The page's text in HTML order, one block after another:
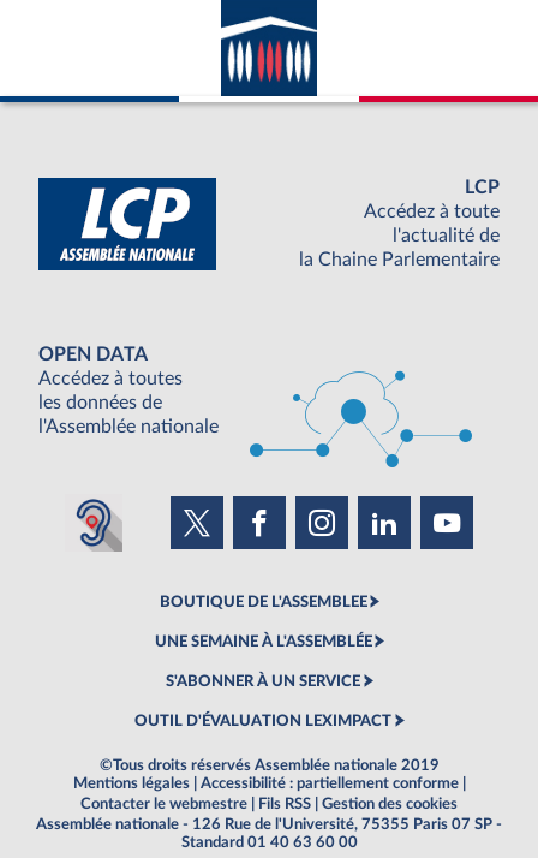
LCP
Accédez à toute
l'actualité de
la Chaine Parlementaire
OPEN DATA
Accédez à toutes
les données de
l'Assemblée nationale
BOUTIQUE DE L'ASSEMBLEE
UNE SEMAINE À L'ASSEMBLÉE
S'ABONNER À UN SERVICE
OUTIL D'ÉVALUATION LEXIMPACT
©Tous droits réservés Assemblée nationale 2019
Mentions légales
Accessibilité : partiellement conforme
Contacter le webmestre
Fils RSS
Gestion des cookies
Assemblée nationale - 126 Rue de l'Université, 75355 Paris 07 SP -
Standard 01 40 63 60 00